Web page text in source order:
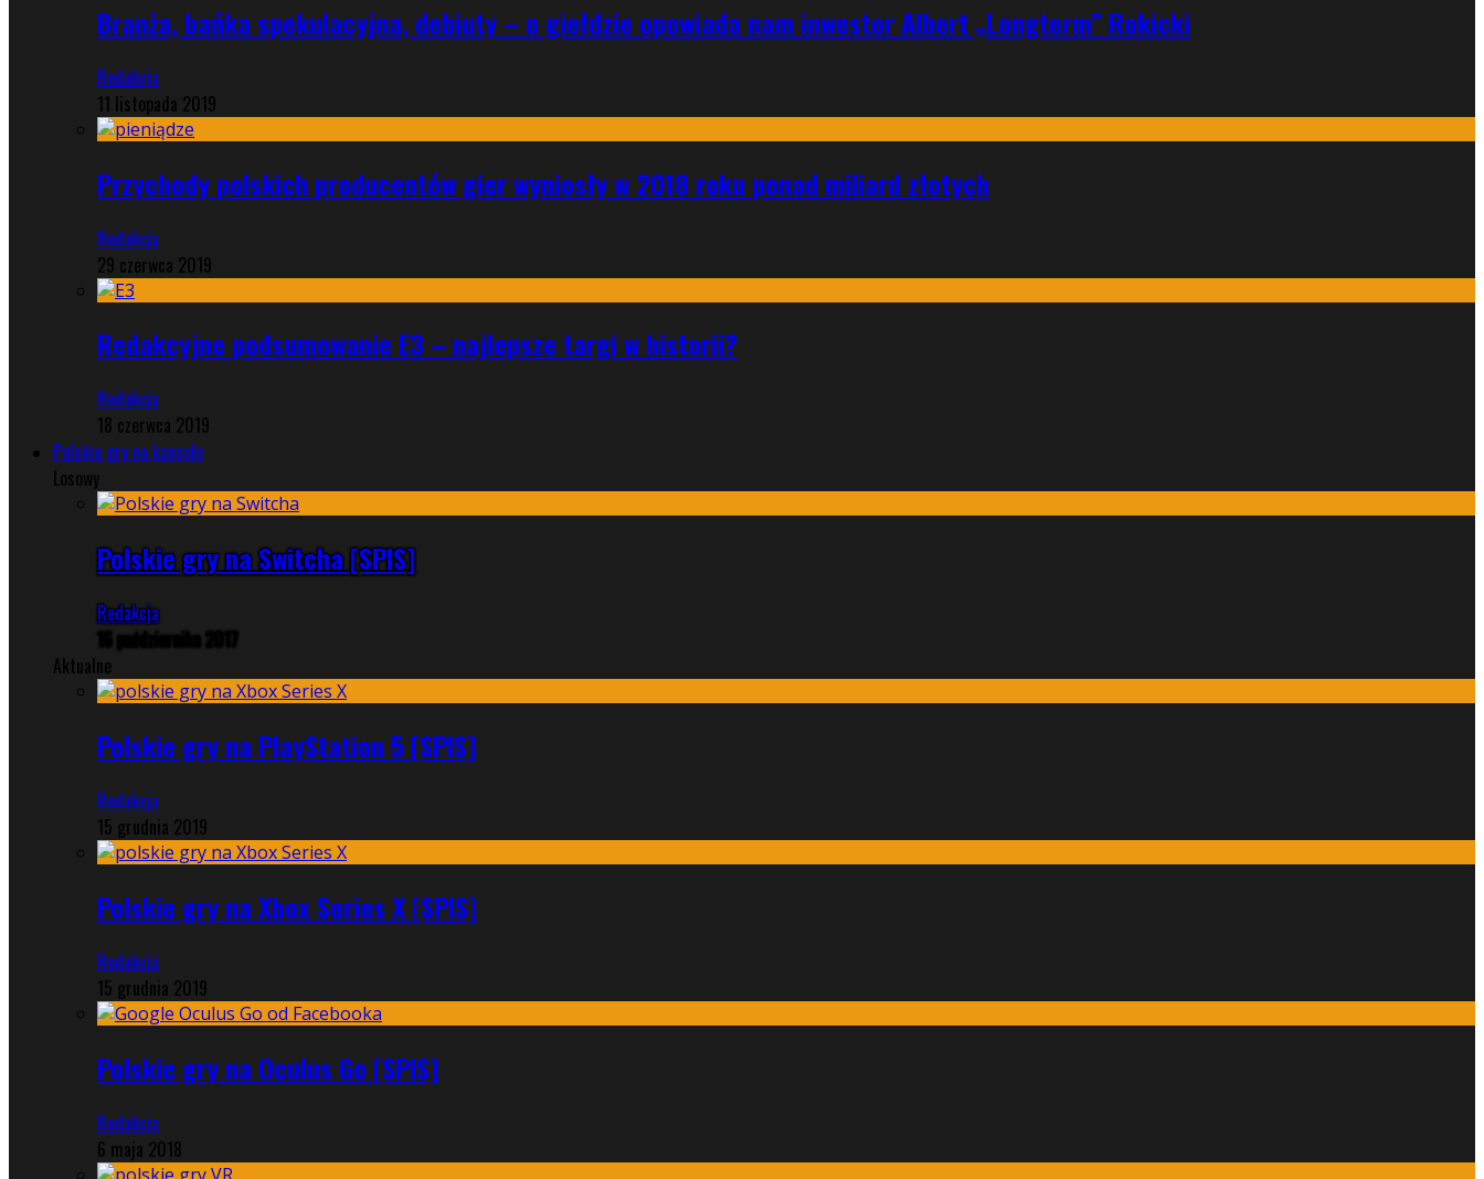
Branża, bańka spekulacyjna, debiuty – o giełdzie opowiada nam inwestor Albert „Longterm” Rokicki
Redakcja
11 listopada 2019
Przychody polskich producentów gier wyniosły w 2018 roku ponad miliard złotych
Redakcja
29 czerwca 2019
Redakcyjne podsumowanie E3 – najlepsze targi w historii?
Redakcja
18 czerwca 2019
Polskie gry na konsole
Losowy
Polskie gry na Switcha [SPIS]
Redakcja
16 października 2017
Aktualne
Polskie gry na PlayStation 5 [SPIS]
Redakcja
15 grudnia 2019
Polskie gry na Xbox Series X [SPIS]
Redakcja
15 grudnia 2019
Polskie gry na Oculus Go [SPIS]
Redakcja
6 maja 2018